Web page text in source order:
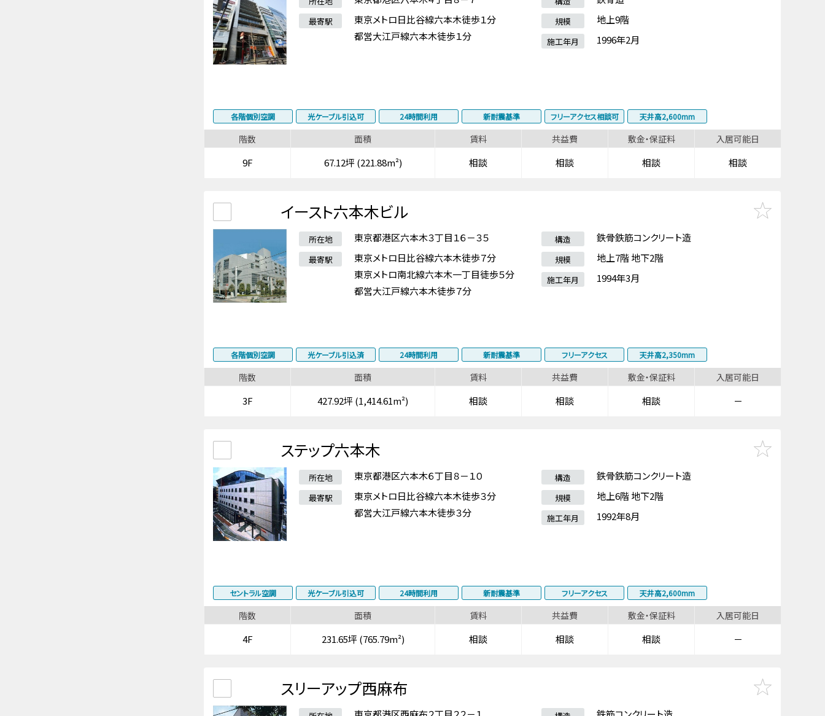
最寄駅
東京メトロ日比谷線六本木徒歩１分
都営大江戸線六本木徒歩１分
規模 地上9階
施工年月 1996年2月
各階個別空調 光ケーブル引込可 24時間利用 新耐震基準 フリーアクセス相談可 天井高2,600mm
階数 面積 賃料 共益費 敷金・保証料 入居可能日
9F 67.12坪 (221.88m²) 相談 相談 相談 相談
イースト六本木ビル
所在地 東京都港区六本木３丁目１６－３５
最寄駅
東京メトロ日比谷線六本木徒歩７分
東京メトロ南北線六本木一丁目徒歩５分
都営大江戸線六本木徒歩７分
構造 鉄骨鉄筋コンクリート造
規模 地上7階 地下2階
施工年月 1994年3月
各階個別空調 光ケーブル引込済 24時間利用 新耐震基準 フリーアクセス 天井高2,350mm
階数 面積 賃料 共益費 敷金・保証料 入居可能日
3F 427.92坪 (1,414.61m²) 相談 相談 相談 －
ステップ六本木
所在地 東京都港区六本木６丁目８－１０
最寄駅
東京メトロ日比谷線六本木徒歩３分
都営大江戸線六本木徒歩３分
構造 鉄骨鉄筋コンクリート造
規模 地上6階 地下2階
施工年月 1992年8月
セントラル空調 光ケーブル引込可 24時間利用 新耐震基準 フリーアクセス 天井高2,600mm
階数 面積 賃料 共益費 敷金・保証料 入居可能日
4F 231.65坪 (765.79m²) 相談 相談 相談 －
スリーアップ西麻布